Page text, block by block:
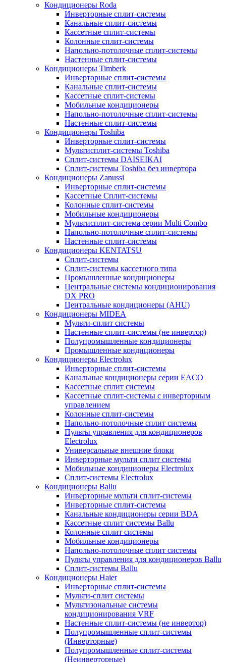
Кондиционеры Roda
Инверторные сплит-системы
Канальные сплит-системы
Кассетные сплит-системы
Колонные сплит-системы
Напольно-потолочные сплит-системы
Настенные сплит-системы
Кондиционеры Timberk
Инверторные сплит-системы
Канальные сплит-системы
Кассетные сплит-системы
Мобильные кондиционеры
Напольно-потолочные сплит-системы
Настенные сплит-системы
Кондиционеры Toshiba
Инверторные сплит-системы
Мультисплит-системы Toshiba
Сплит-системы DAISEIKAI
Сплит-системы Toshiba без инвертора
Кондиционеры Zanussi
Инверторные сплит-системы
Кассетные Сплит-системы
Колонные сплит-системы
Мобильные кондиционеры
Мультисплит-система серии Multi Combo
Напольно-потолочные сплит-системы
Настенные сплит-системы
Кондиционеры KENTATSU
Сплит-системы
Сплит-системы кассетного типа
Промышленные кондиционеры
Центральные системы кондиционирования
DX PRO
Центральные кондиционеры (AHU)
Кондиционеры MIDEA
Мульти-сплит системы
Настенные сплит-системы (не инвертор)
Полупромышленные кондиционеры
Промышленные кондиционеры
Кондиционеры Electrolux
Инверторные сплит-системы
Канальные кондиционеры серии EACO
Кассетные сплит системы
Кассетные сплит-системы с инверторным
управлением
Колонные сплит-системы
Напольно-потолочные сплит системы
Пульты управления для кондиционеров
Electrolux
Универсальные внешние блоки
Инверторные мульти сплит системы
Мобильные кондиционеры Electrolux
Сплит-системы Electrolux
Кондиционеры Ballu
Инверторные мульти сплит-системы
Инверторные сплит-системы
Канальные кондиционеры серии BDA
Кассетные сплит системы Ballu
Колонные сплит системы
Мобильные кондиционеры
Напольно-потолочные сплит системы
Пульты управления для кондиционеров Ballu
Сплит-системы Ballu
Кондиционеры Haier
Инверторные сплит-системы
Мульти-сплит системы
Мультизональные системы
кондиционирования VRF
Настенные сплит-системы (не инвертор)
Полупромышленные сплит-системы
(Инверторные)
Полупромышленные сплит-системы
(Неинверторные)